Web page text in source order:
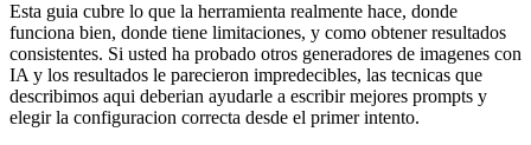
Esta guia cubre lo que la herramienta realmente hace, donde
funciona bien, donde tiene limitaciones, y como obtener resultados
consistentes. Si usted ha probado otros generadores de imagenes con
IA y los resultados le parecieron impredecibles, las tecnicas que
describimos aqui deberian ayudarle a escribir mejores prompts y
elegir la configuracion correcta desde el primer intento.